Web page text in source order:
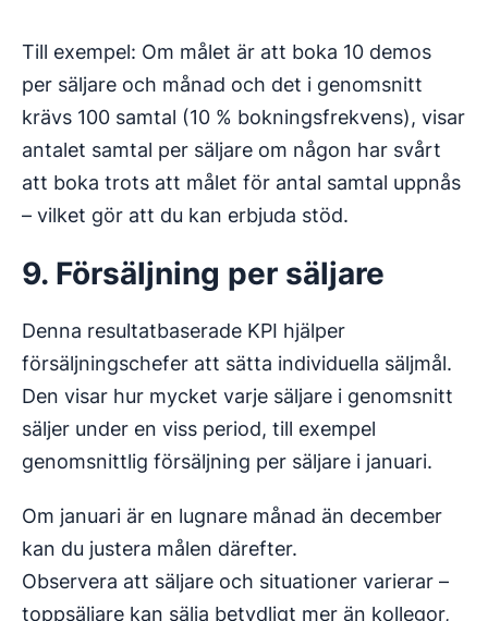
Till exempel: Om målet är att boka 10 demos
per säljare och månad och det i genomsnitt
krävs 100 samtal (10 % bokningsfrekvens), visar
antalet samtal per säljare om någon har svårt
att boka trots att målet för antal samtal uppnås
– vilket gör att du kan erbjuda stöd.
9. Försäljning per säljare
Denna resultatbaserade KPI hjälper
försäljningschefer att sätta individuella säljmål.
Den visar hur mycket varje säljare i genomsnitt
säljer under en viss period, till exempel
genomsnittlig försäljning per säljare i januari.
Om januari är en lugnare månad än december
kan du justera målen därefter.
Observera att säljare och situationer varierar –
toppsäljare kan sälja betydligt mer än kollegor,